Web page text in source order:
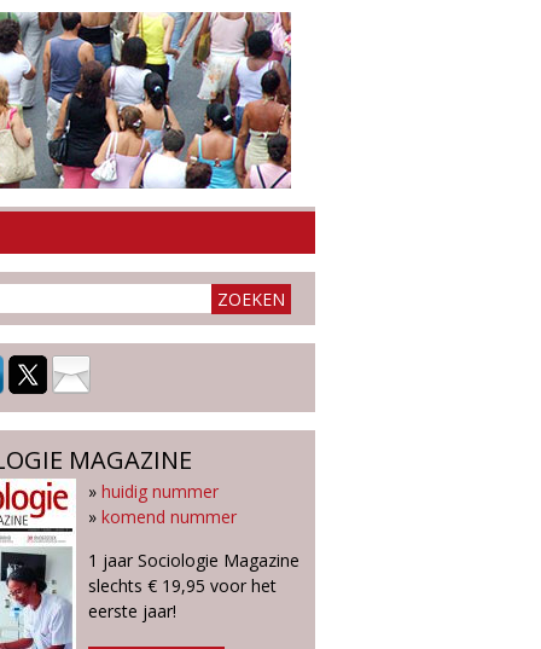
MAGAZINE
» huidig nummer
» komend nummer
1 jaar Sociologie Magazine
slechts € 19,95 voor het
eerste jaar!